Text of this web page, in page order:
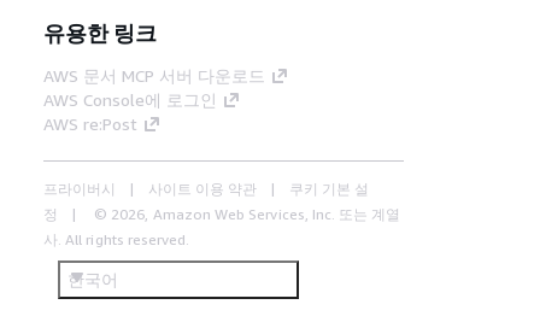
유용한 링크
AWS 문서 MCP 서버 다운로드
AWS Console에 로그인
AWS re:Post
프라이버시 사이트 이용 약관
쿠키 기본 설
정
© 2026, Amazon Web Services, Inc. 또는 계열
사. All rights reserved.
한국어